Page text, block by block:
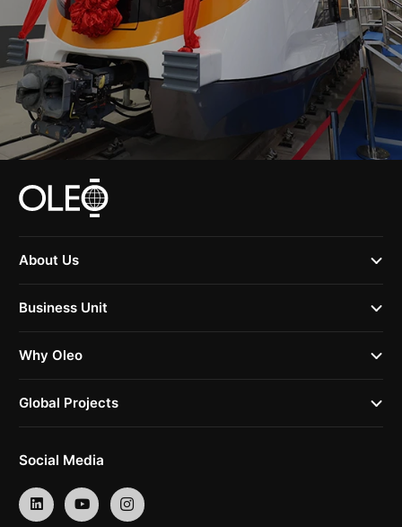
About Us
Business Unit
Why Oleo
Global Projects
Social Media